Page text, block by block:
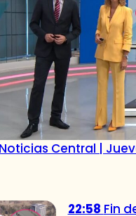
Central |
22:58 Fin